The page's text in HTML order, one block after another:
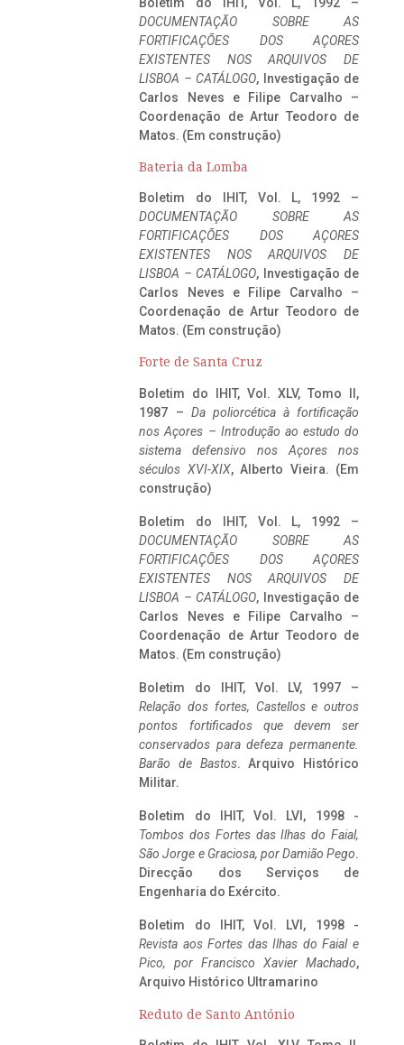
DOCUMENTAÇÃO SOBRE AS
FORTIFICAÇÕES DOS AÇORES
EXISTENTES NOS ARQUIVOS DE
LISBOA – CATÁLOGO, Investigação de
Carlos Neves e Filipe Carvalho –
Coordenação de Artur Teodoro de
Matos. (Em construção)
Bateria da Lomba
Boletim do IHIT, Vol. L, 1992 –
DOCUMENTAÇÃO SOBRE AS
FORTIFICAÇÕES DOS AÇORES
EXISTENTES NOS ARQUIVOS DE
LISBOA – CATÁLOGO, Investigação de
Carlos Neves e Filipe Carvalho –
Coordenação de Artur Teodoro de
Matos. (Em construção)
Forte de Santa Cruz
Boletim do IHIT, Vol. XLV, Tomo II,
1987 – Da poliorcética à fortificação
nos Açores – Introdução ao estudo do
sistema defensivo nos Açores nos
séculos XVI-XIX, Alberto Vieira. (Em
construção)
Boletim do IHIT, Vol. L, 1992 –
DOCUMENTAÇÃO SOBRE AS
FORTIFICAÇÕES DOS AÇORES
EXISTENTES NOS ARQUIVOS DE
LISBOA – CATÁLOGO, Investigação de
Carlos Neves e Filipe Carvalho –
Coordenação de Artur Teodoro de
Matos. (Em construção)
Boletim do IHIT, Vol. LV, 1997 –
Relação dos fortes, Castellos e outros
pontos fortificados que devem ser
conservados para defeza permanente.
Barão de Bastos. Arquivo Histórico
Militar.
Boletim do IHIT, Vol. LVI, 1998 -
Tombos dos Fortes das Ilhas do Faial,
São Jorge e Graciosa, por Damião Pego.
Direcção dos Serviços de
Engenharia do Exército.
Boletim do IHIT, Vol. LVI, 1998 -
Revista aos Fortes das Ilhas do Faial e
Pico, por Francisco Xavier Machado,
Arquivo Histórico Ultramarino
Reduto de Santo António